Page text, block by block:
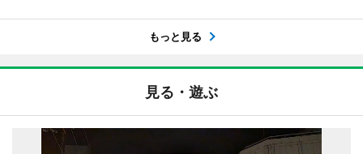
もっと見る
見る・遊ぶ